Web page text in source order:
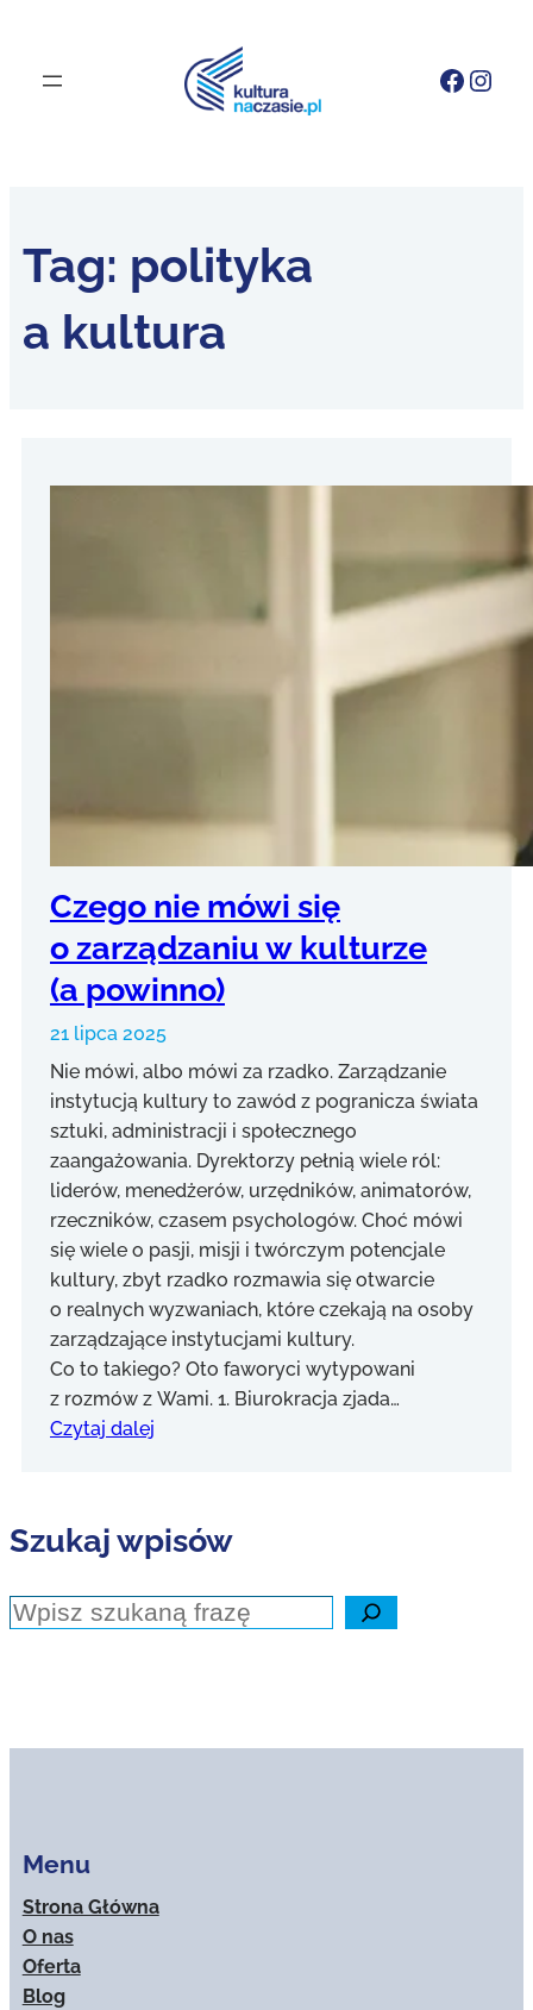
Tag: polityka
a kultura
Czego nie mówi się
o zarządzaniu w kulturze
(a powinno)
21 lipca 2025
Nie mówi, albo mówi za rzadko. Zarządzanie
instytucją kultury to zawód z pogranicza świata
sztuki, administracji i społecznego
zaangażowania. Dyrektorzy pełnią wiele ról:
liderów, menedżerów, urzędników, animatorów,
rzeczników, czasem psychologów. Choć mówi
się wiele o pasji, misji i twórczym potencjale
kultury, zbyt rzadko rozmawia się otwarcie
o realnych wyzwaniach, które czekają na osoby
zarządzające instytucjami kultury.
Co to takiego? Oto faworyci wytypowani
z rozmów z Wami. 1. Biurokracja zjada…
Czytaj dalej
Szukaj wpisów
Szukaj
Menu
Strona Główna
O nas
Oferta
Blog